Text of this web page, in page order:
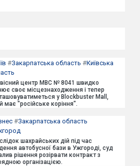
#Закарпатська область #Київська
центр МВС № 8041 швидко
своє місцезнаходження і тепер
у Blockbuster Mall,
має "російське коріння".
#Закарпатська область
шахрайських дій під час
автобусної бази в Ужгороді, суд
рішення розірвати контракт з
організацією.